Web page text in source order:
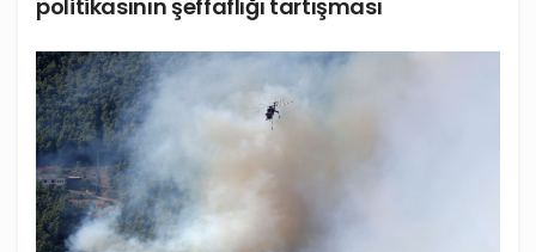
politikasının şeffaflığı tartışması